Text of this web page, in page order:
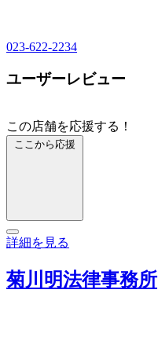
023-622-2234
ユーザーレビュー
この店舗を応援する！
ここから応援
詳細を見る
菊川明法律事務所